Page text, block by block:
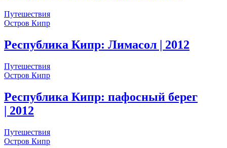
Путешествия
Остров Кипр
Республика Кипр: Лимасол | 2012
Путешествия
Остров Кипр
Республика Кипр: пафосный берег
| 2012
Путешествия
Остров Кипр